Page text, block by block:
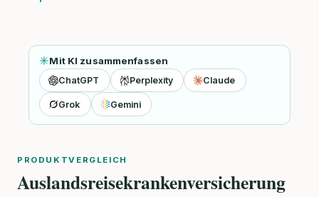
Mit KI zusammenfassen
ChatGPT Perplexity Claude
Grok Gemini
PRODUKTVERGLEICH
Auslandsreisekrankenversicherung